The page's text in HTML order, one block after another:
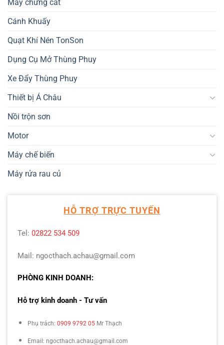
Máy chưng cất
Cánh Khuấy
Quạt Khí Nén TonSon
Dụng Cụ Mở Thùng Phuy
Xe Đẩy Thùng Phuy
Thiết bị Á Châu
Nồi trộn sơn
Motor
Máy chế biến
Máy rửa rau củ
HỖ TRỢ TRỰC TUYẾN
Tel: 02822 534 509
Mail: ngocthach.achau@gmail.com
PHÒNG KINH DOANH:
Hỗ trợ kinh doanh - Tư vấn
Phụ trách: 0909 9792 05 Mr Thạch
Email: ngocthach.achau@gmail.com